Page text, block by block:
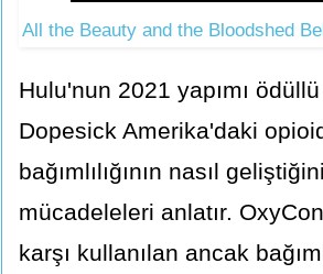
All the Beauty and the Bloodshed
Hulu'nun 2021 yapımı
Dopesick Amerika'daki
bağımlılığının nasıl
mücadeleleri anlatır.
karşı kullanılan ancak